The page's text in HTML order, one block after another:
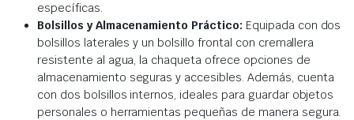
específicas.
Bolsillos y Almacenamiento Práctico: Equipada con dos
bolsillos laterales y un bolsillo frontal con cremallera
resistente al agua, la chaqueta ofrece opciones de
almacenamiento seguras y accesibles. Además, cuenta
con dos bolsillos internos, ideales para guardar objetos
personales o herramientas pequeñas de manera segura.